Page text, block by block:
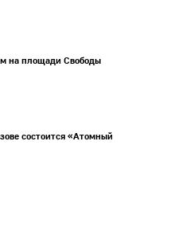
на площади Свободы
состоится «Атомный